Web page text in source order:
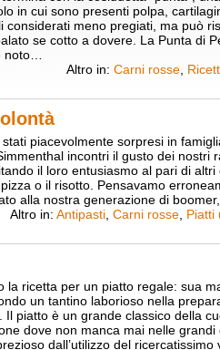
in cui sono presenti polpa,
considerati meno pregiati, ma può
se cotto a dovere. La Punta di
noto…
Altro in: Carni rosse
piacevolmente sorpresi in
incontri il gusto dei nostri
il loro entusiasmo al pari di altri
o il risotto. Pensavamo
alla nostra generazione di
Altro in: Antipasti Carni rosse Piatti
la ricetta per un piatto regale: sua
un tantino laborioso nella
Il piatto è un grande classico della
dove non manca mai nelle grandi
dall’utilizzo del ricercatissimo